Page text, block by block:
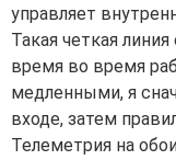
управляет
Такая четкая
время во время
медленными, я
входе, затем
Телеметрия на